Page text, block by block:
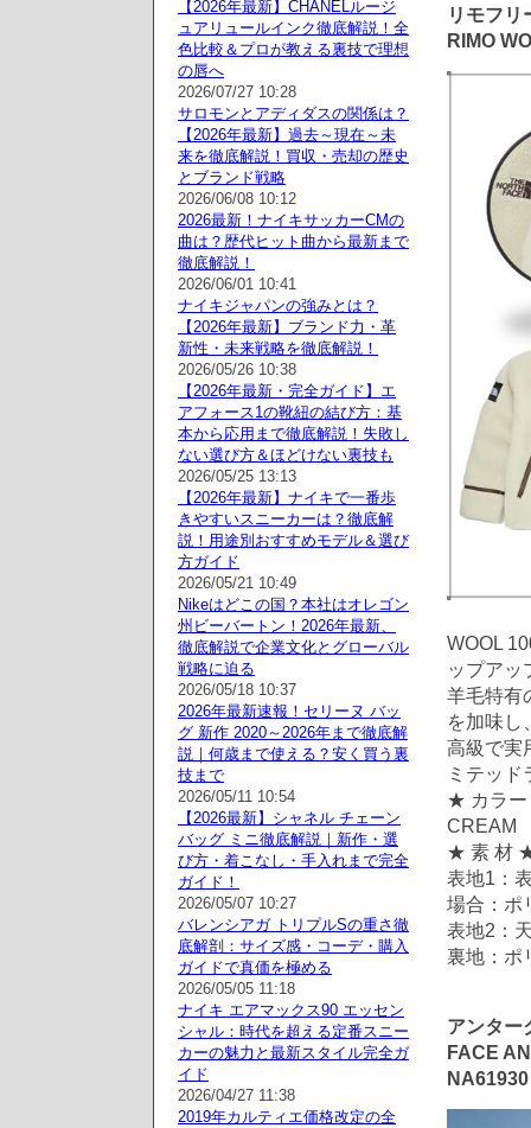
リモフリ
RIMO
WOOL
ップアッ
羊毛特有
を加味し
高級で実
ミテッド
★ カラ
CREAM
★ 素 材
表地1：
場合：ポ
表地2：
裏地：ポ
アンター
FACE
NA61930
【2026年最新】CHANELルージ
ュアリュールインク徹底解説！全
色比較＆プロが教える裏技で理想
の唇へ
2026/07/27 10:28
サロモンとアディダスの関係は？
【2026年最新】過去～現在～未
来を徹底解説！買収・売却の歴史
とブランド戦略
2026/06/08 10:12
2026最新！ナイキサッカーCMの
曲は？歴代ヒット曲から最新まで
徹底解説！
2026/06/01 10:41
ナイキジャパンの強みとは？
【2026年最新】ブランド力・革
新性・未来戦略を徹底解説！
2026/05/26 10:38
【2026年最新・完全ガイド】エ
アフォース1の靴紐の結び方：基
本から応用まで徹底解説！失敗し
ない選び方＆ほどけない裏技も
2026/05/25 13:13
【2026年最新】ナイキで一番歩
きやすいスニーカーは？徹底解
説！用途別おすすめモデル＆選び
方ガイド
2026/05/21 10:49
Nikeはどこの国？本社はオレゴン
州ビーバートン！2026年最新、
徹底解説で企業文化とグローバル
戦略に迫る
2026/05/18 10:37
2026年最新速報！セリーヌ バッ
グ 新作 2020～2026年まで徹底解
説｜何歳まで使える？安く買う裏
技まで
2026/05/11 10:54
【2026最新】シャネル チェーン
バッグ ミニ徹底解説｜新作・選
び方・着こなし・手入れまで完全
ガイド！
2026/05/07 10:27
バレンシアガ トリプルSの重さ徹
底解剖：サイズ感・コーデ・購入
ガイドで真価を極める
2026/05/05 11:18
ナイキ エアマックス90 エッセン
シャル：時代を超える定番スニー
カーの魅力と最新スタイル完全ガ
イド
2026/04/27 11:38
2019年カルティエ価格改定の全